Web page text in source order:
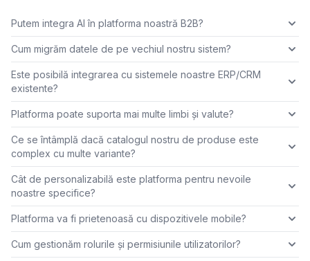
Putem integra AI în platforma noastră B2B?
Cum migrăm datele de pe vechiul nostru sistem?
Este posibilă integrarea cu sistemele noastre ERP/CRM
existente?
Platforma poate suporta mai multe limbi și valute?
Ce se întâmplă dacă catalogul nostru de produse este
complex cu multe variante?
Cât de personalizabilă este platforma pentru nevoile
noastre specifice?
Platforma va fi prietenoasă cu dispozitivele mobile?
Cum gestionăm rolurile și permisiunile utilizatorilor?